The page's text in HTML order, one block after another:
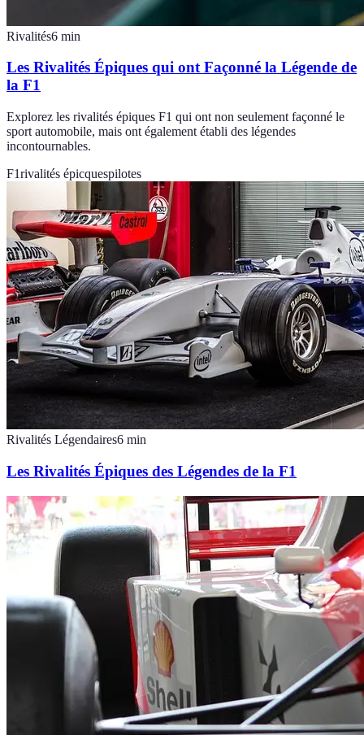
Rivalités6 min
Les Rivalités Épiques qui ont Façonné la Légende de
la F1
Explorez les rivalités épiques F1 qui ont non seulement façonné le
sport automobile, mais ont également établi des légendes
incontournables.
F1rivalités épicquespilotes
Rivalités Légendaires6 min
Les Rivalités Épiques des Légendes de la F1